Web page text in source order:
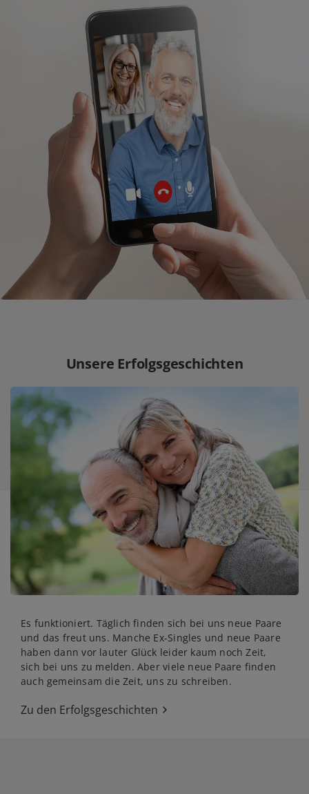
Unsere Erfolgsgeschichten
Es funktioniert. Täglich finden sich bei uns neue Paare
und das freut uns. Manche Ex-Singles und neue Paare
haben dann vor lauter Glück leider kaum noch Zeit,
sich bei uns zu melden. Aber viele neue Paare finden
auch gemeinsam die Zeit, uns zu schreiben.
Zu den Erfolgsgeschichten